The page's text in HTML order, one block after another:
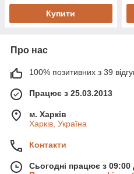
Купити
Про нас
100% позитивних з 39
Працює з 25.03.2013
м. Харків
Харків, Україна
Контакти
Сьогодні працює з 09:00